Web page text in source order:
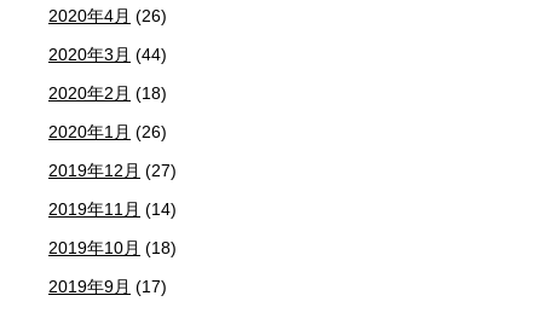
2020年4月 (26)
2020年3月 (44)
2020年2月 (18)
2020年1月 (26)
2019年12月 (27)
2019年11月 (14)
2019年10月 (18)
2019年9月 (17)